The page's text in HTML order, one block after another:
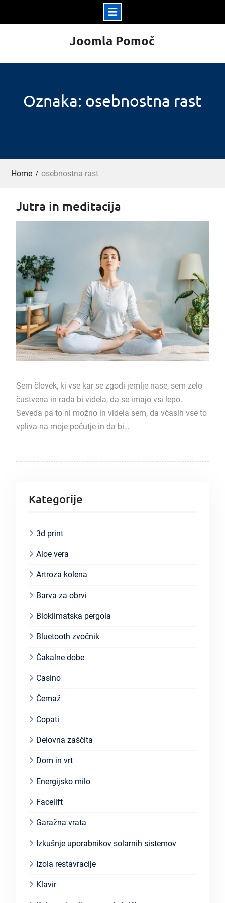
Joomla Pomoč
Oznaka: osebnostna rast
Home osebnostna rast
Jutra in meditacija
Sem človek, ki vse kar se zgodi jemlje nase, sem zelo
čustvena in rada bi videla, da se imajo vsi lepo.
Seveda pa to ni možno in videla sem, da včasih vse to
vpliva na moje počutje in da bi…
Kategorije
3d print
Aloe vera
Artroza kolena
Barva za obrvi
Bioklimatska pergola
Bluetooth zvočnik
Čakalne dobe
Casino
Čemaž
Copati
Delovna zaščita
Dom in vrt
Energijsko milo
Facelift
Garažna vrata
Izkušnje uporabnikov solarnih sistemov
Izola restavracije
Klavir